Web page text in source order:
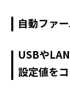
自動ファ
USBや
設定値を